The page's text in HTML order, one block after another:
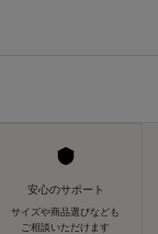
安心のサポート
サイズや商品選びなども
ご相談いただけます